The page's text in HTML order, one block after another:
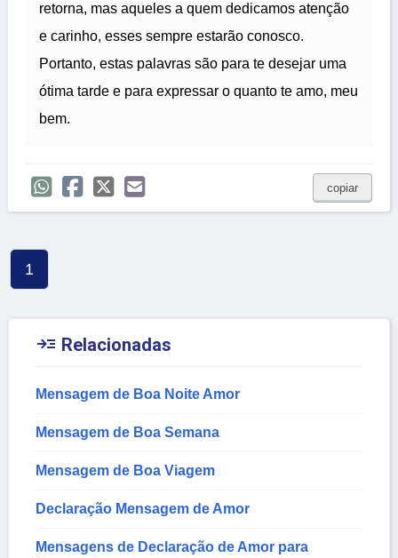
retorna, mas aqueles a quem dedicamos atenção
e carinho, esses sempre estarão conosco.
Portanto, estas palavras são para te desejar uma
ótima tarde e para expressar o quanto te amo, meu
bem.
copiar
1
 Relacionadas
Mensagem de Boa Noite Amor
Mensagem de Boa Semana
Mensagem de Boa Viagem
Declaração Mensagem de Amor
Mensagens de Declaração de Amor para